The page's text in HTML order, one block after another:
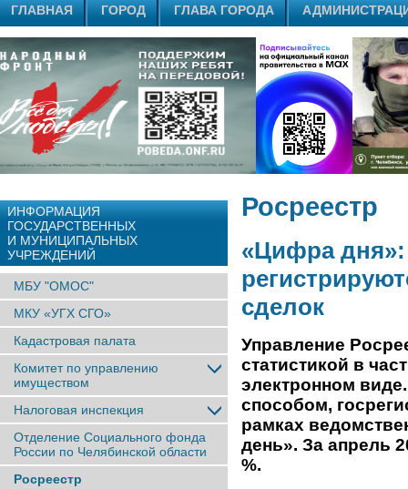
ГЛАВНАЯ ГОРОД ГЛАВА ГОРОДА
ИНФОРМАЦИЯ
ГОСУДАРСТВЕННЫХ
И МУНИЦИПАЛЬНЫХ
УЧРЕЖДЕНИЙ
МБУ "ОМОС"
МКУ «УГХ СГО»
Кадастровая палата
Комитет по управлению
имуществом
Налоговая инспекция
Отделение Социального фонда
России по Челябинской области
Росреестр
Росреестр
«Цифра
сделок
Управление
статистикой в
электронном
способом,
рамках
день». За апрель
%.